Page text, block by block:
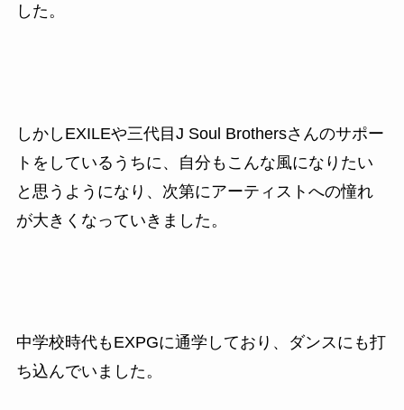
した。
しかしEXILEや三代目J Soul Brothersさんのサポー
トをしているうちに、自分もこんな風になりたい
と思うようになり、次第にアーティストへの憧れ
が大きくなっていきました。
中学校時代もEXPGに通学しており、ダンスにも打
ち込んでいました。